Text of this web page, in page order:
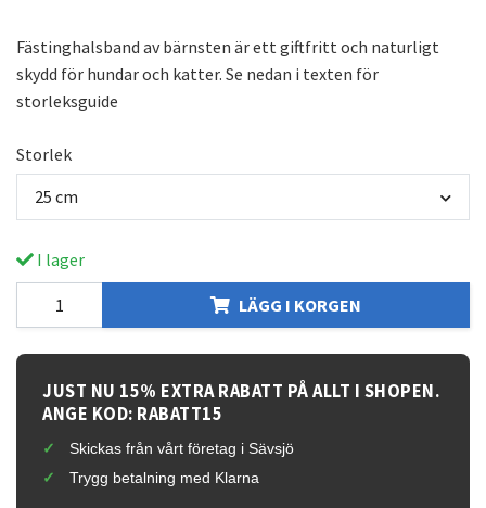
Fästinghalsband av bärnsten är ett giftfritt och naturligt
skydd för hundar och katter. Se nedan i texten för
storleksguide
Storlek
25 cm
I lager
LÄGG I KORGEN
JUST NU 15% EXTRA RABATT PÅ ALLT I SHOPEN.
ANGE KOD: RABATT15
Skickas från vårt företag i Sävsjö
Trygg betalning med Klarna